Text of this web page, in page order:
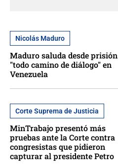
Nicolás Maduro
Maduro saluda desde prisión
"todo camino de diálogo" en
Venezuela
Corte Suprema de Justicia
MinTrabajo presentó más
pruebas ante la Corte contra
congresistas que pidieron
capturar al presidente Petro